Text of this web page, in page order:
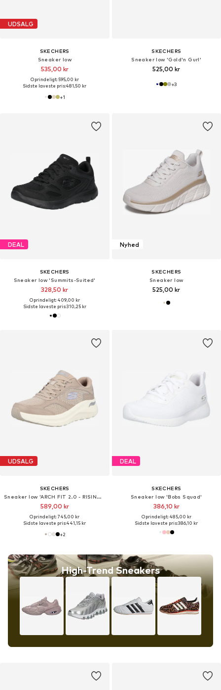
UDSALG
SKECHERS
Sneaker low
535,00 kr
Oprindeligt: 595,00 kr
Sidste laveste pris:481,50 kr
+1
SKECHERS
Sneaker low 'Gold'n Gurl'
525,00 kr
+3
DEAL
SKECHERS
Sneaker low 'Summits-Suited'
328,50 kr
Oprindeligt: 409,00 kr
Sidste laveste pris:310,25 kr
Nyhed
SKECHERS
Sneaker low
525,00 kr
UDSALG
SKECHERS
Sneaker low 'ARCH FIT 2.0 - RISING TIDE'
589,00 kr
Oprindeligt: 745,00 kr
Sidste laveste pris:441,15 kr
+2
High-Trend Sneakers
DEAL
SKECHERS
Sneaker low 'Bobs Squad'
386,10 kr
Oprindeligt: 485,00 kr
Sidste laveste pris:386,10 kr